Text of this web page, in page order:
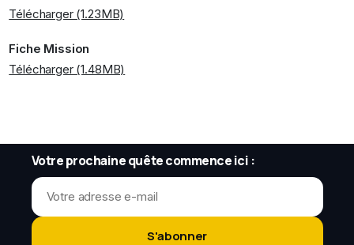
Télécharger (1.23MB)
Fiche Mission
Télécharger (1.48MB)
Votre prochaine quête commence ici :
S'abonner